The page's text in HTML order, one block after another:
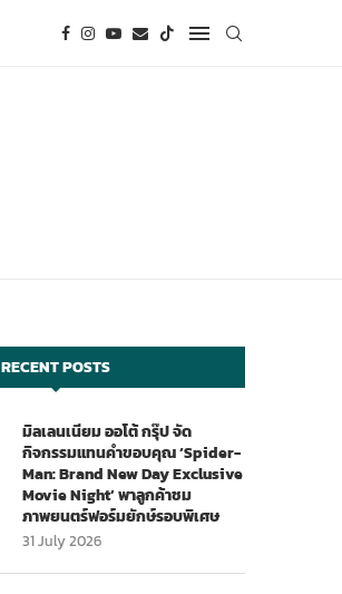
RECENT POSTS
มิลเลนเนียม ออโต้ กรุ๊ป จัด
กิจกรรมแทนคำขอบคุณ ‘Spider-
Man: Brand New Day Exclusive
Movie Night’ พาลูกค้าชม
ภาพยนตร์ฟอร์มยักษ์รอบพิเศษ
31 July 2026